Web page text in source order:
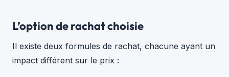
L’option de rachat choisie
Il existe deux formules de rachat, chacune ayant un
impact différent sur le prix :